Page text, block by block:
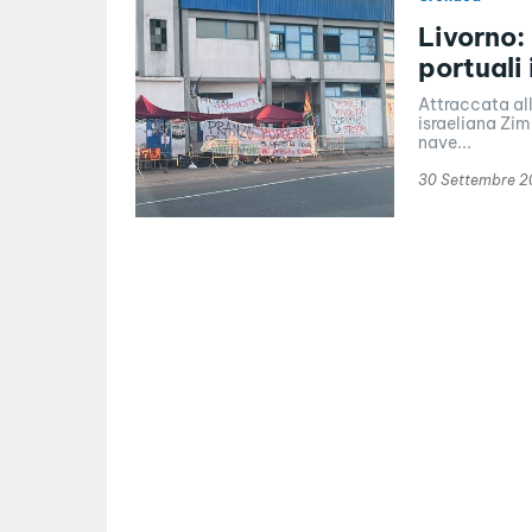
portuali
Attraccata
israeliana
nave...
30 Settembre